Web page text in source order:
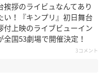
挨拶のライビュなんてあり
い！『キンプリ』初日舞台
付上映のライブビューイン
全国53劇場で開催決定！
3コメント